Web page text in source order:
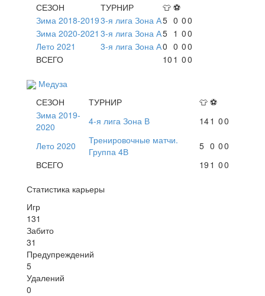
СЕЗОН
ТУРНИР 👕 ⚽
Зима 2018-20193-я лига Зона А5 0 00
Зима 2020-2021 3-я лига Зона А5 1 00
Лето 2021
3-я лига Зона А0 0 00
ВСЕГО
10 1 00
Медуза
СЕЗОН
ТУРНИР 👕 ⚽
Зима 2019-
2020
4-я лига Зона В 141 00
Лето 2020
Тренировочные матчи.
Группа 4В
5 0 00
ВСЕГО
19 1 00
Статистика карьеры
Игр
131
Забито
31
Предупреждений
5
Удалений
0